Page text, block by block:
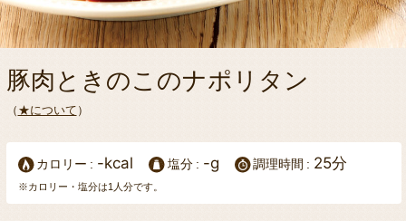
豚肉ときのこのナポリタン
（ ★について ）
カロリー -kcal 塩分 -g 調理時間 25分
※カロリー・塩分は1人分です。